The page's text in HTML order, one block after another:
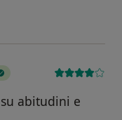
abitudini e